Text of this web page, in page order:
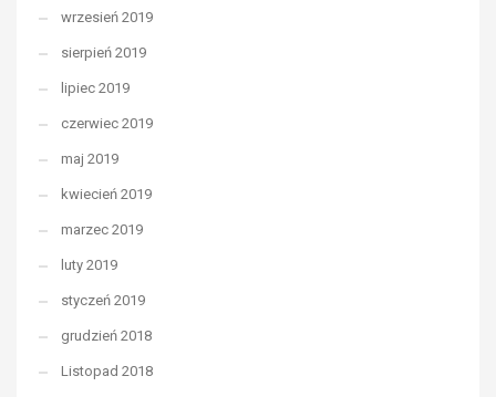
wrzesień 2019
sierpień 2019
lipiec 2019
czerwiec 2019
maj 2019
kwiecień 2019
marzec 2019
luty 2019
styczeń 2019
grudzień 2018
Listopad 2018